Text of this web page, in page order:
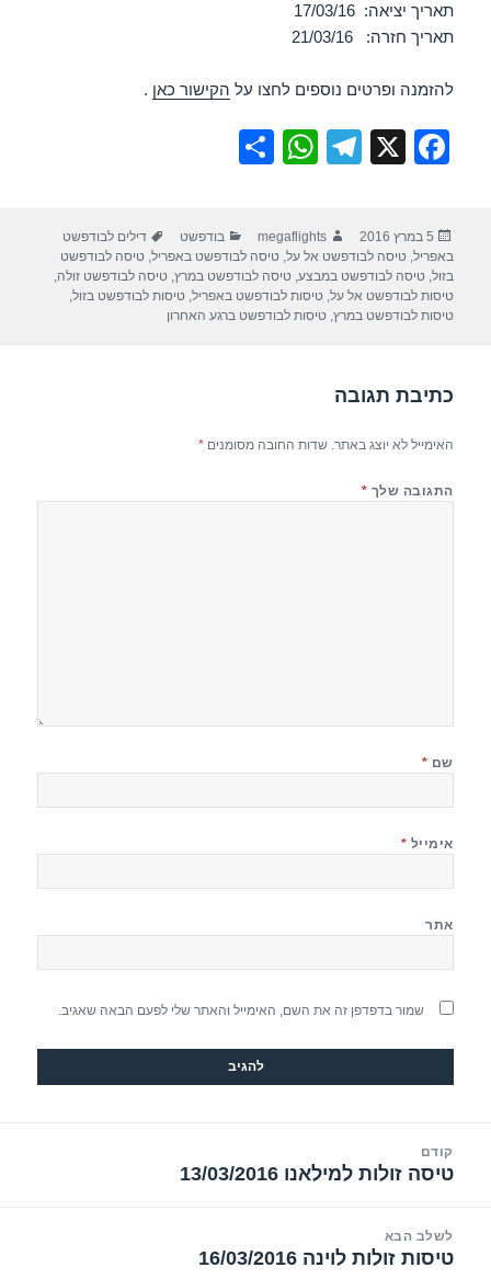
תאריך יציאה: 17/03/16
תאריך חזרה: 21/03/16
להזמנה ופרטים נוספים לחצו על הקישור כאן .
F
e
b
o
k
X
T
gr
a
m
W
s
A
p
e
פורסם
בתאריך
5 במרץ 2016 מחבר
megaflights קטגוריות
בודפשט תגיות
דילים לבודפשט
באפריל,טיסה לבודפשט אל על,טיסה לבודפשט באפריל,טיסה לבודפשט
בזול,טיסה לבודפשט במבצע,טיסה לבודפשט במרץ,טיסה לבודפשט זולה,
טיסות לבודפשט אל על,טיסות לבודפשט באפריל,טיסות לבודפשט בזול,
טיסות לבודפשט במרץ,טיסות לבודפשט ברגע האחרון
כתיבת תגובה
האימייל לא יוצג באתר. שדות החובה מסומנים*
התגובה שלך *
שם *
אימייל *
אתר
שמור בדפדפן זה את השם, האימייל והאתר שלי לפעם הבאה שאגיב.
קודם
הפוסט
טיסה זולות למילאנו 13/03/2016
לשלב הבא
הפוסט
טיסות זולות לוינה 16/03/2016